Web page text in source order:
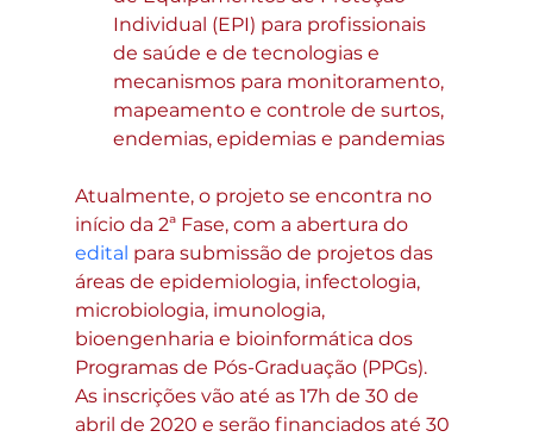
Individual (EPI) para profissionais
de saúde e de tecnologias e
mecanismos para monitoramento,
mapeamento e controle de surtos,
endemias, epidemias e pandemias
Atualmente, o projeto se encontra no
início da 2ª Fase, com a abertura do
edital para submissão de projetos das
áreas de epidemiologia, infectologia,
microbiologia, imunologia,
bioengenharia e bioinformática dos
Programas de Pós-Graduação (PPGs).
As inscrições vão até as 17h de 30 de
abril de 2020 e serão financiados até 30